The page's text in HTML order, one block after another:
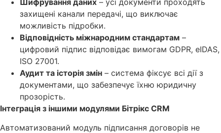
Шифрування даних – усі документи проходять
захищені канали передачі, що виключає
можливість підробки.
Відповідність міжнародним стандартам –
цифровий підпис відповідає вимогам GDPR, eIDAS,
ISO 27001.
Аудит та історія змін – система фіксує всі дії з
документами, що забезпечує їхню юридичну
прозорість.
Інтеграція з іншими модулями Бітрікс CRM
Автоматизований модуль підписання договорів не